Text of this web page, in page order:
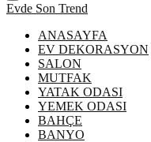
Evde Son Trend
ANASAYFA
EV DEKORASYON
SALON
MUTFAK
YATAK ODASI
YEMEK ODASI
BAHÇE
BANYO